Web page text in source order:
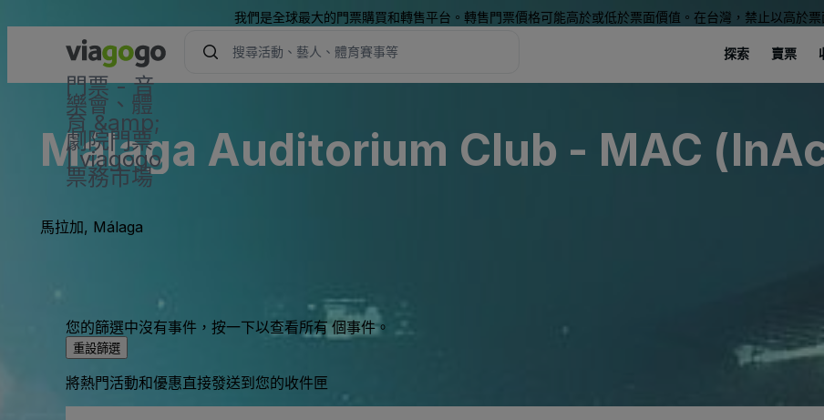
我們是全球最大的門票購買和轉售平台。轉售門票價格可能高於或低於票面價值。在台灣，禁止以高於
門票 - 音
樂會、體
育 &amp;
劇院門票
| viagogo
票務市場
探索 賣票
Málaga Auditorium Club - MAC
馬拉加, Málaga
您的篩選中沒有事件，按一下以查看所有 個事件。
重設篩選
將熱門活動和優惠直接發送到您的收件匣